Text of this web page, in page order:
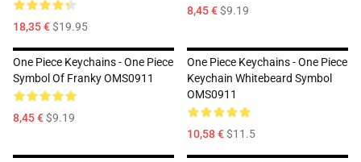
18,35 €$19.95
8,45 €$9.19
One Piece Keychains - One Piece
Symbol Of Franky OMS0911
8,45 €$9.19
One Piece Keychains - One Piece
Keychain Whitebeard Symbol
OMS0911
10,58 €$11.5